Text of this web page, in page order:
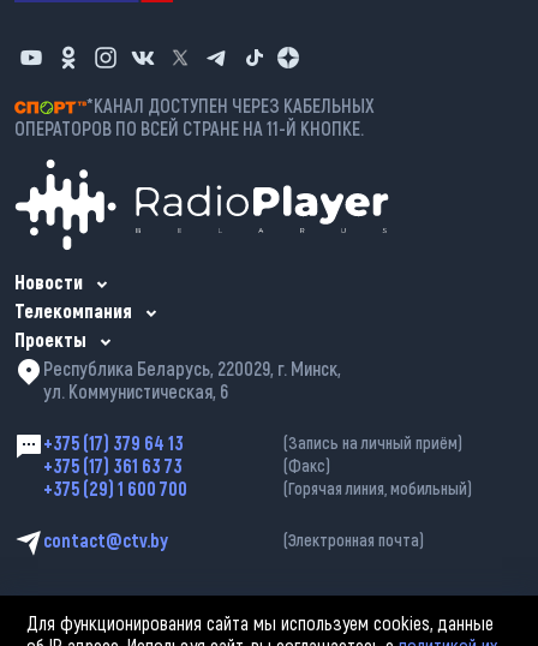
*КАНАЛ ДОСТУПЕН ЧЕРЕЗ КАБЕЛЬНЫХ
ОПЕРАТОРОВ ПО ВСЕЙ СТРАНЕ НА 11-Й КНОПКЕ.
Новости
Телекомпания
Проекты
Республика Беларусь, 220029, г. Минск,
ул. Коммунистическая, 6
+375 (17) 379 64 13 (Запись на личный приём)
+375 (17) 361 63 73 (Факс)
+375 (29) 1 600 700 (Горячая линия, мобильный)
contact@ctv.by (Электронная почта)
Для функционирования сайта мы используем cookies, данные